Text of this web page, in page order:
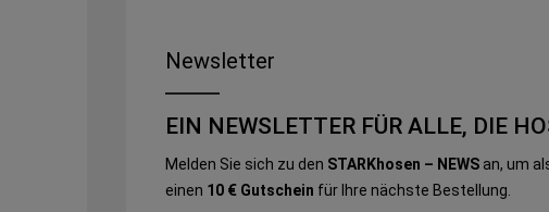
Newsletter
EIN NEWSLETTER FÜR ALLE, DIE
Melden Sie sich zu den STARKhosen – NEWS an, um
einen 10 € Gutschein für Ihre nächste Bestellung.